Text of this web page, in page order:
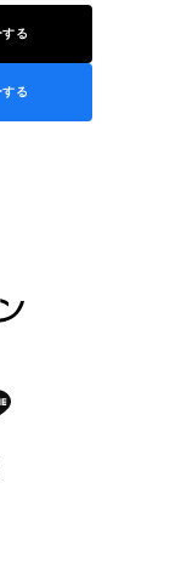
る
る